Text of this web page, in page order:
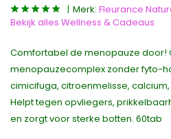
Merk: Fleurance
Bekijk alles Wellness & Cadeaus
Comfortabel de menopauze door!
menopauzecomplex zonder fyto-
cimicifuga, citroenmelisse,
Helpt tegen opvliegers,
en zorgt voor sterke botten. 60tab